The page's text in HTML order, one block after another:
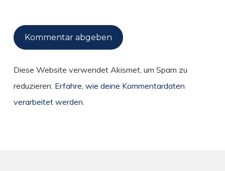
Diese Website verwendet Akismet, um Spam zu
reduzieren. Erfahre, wie deine Kommentardaten
verarbeitet werden.